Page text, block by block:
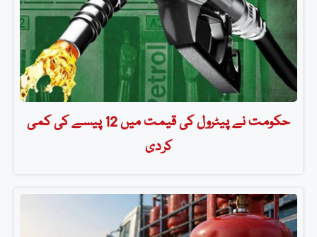
حکومت نے پیٹرول کی قیمت میں 12 پیسے کی کمی
کردی